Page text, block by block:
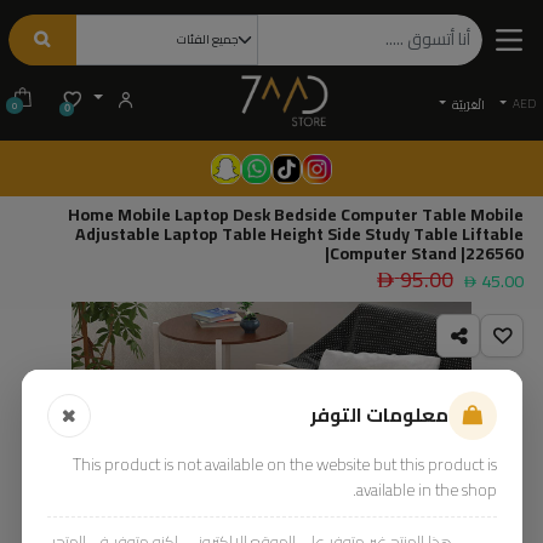
AED الْعَرَبيّة 0
0
Home Mobile Laptop Desk Bedside Computer Table Mobile
Adjustable Laptop Table Height Side Study Table Liftable
Computer Stand |226560|
45.00
95.00
معلومات التوفر
This product is not available on the website but this product is
available in the shop.